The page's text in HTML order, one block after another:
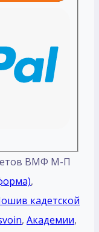
ВМФ М-П
,
кадетской
, Академии,